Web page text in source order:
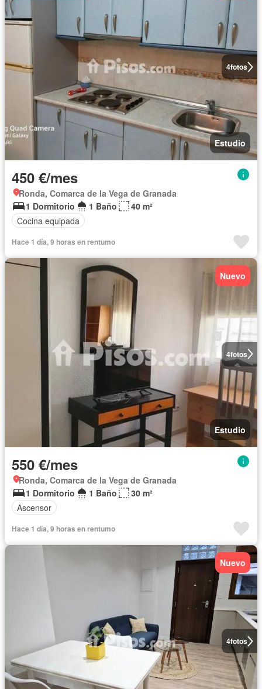
4fotos
Estudio
450 €/mes
Ronda, Comarca de la Vega de Granada
1 Dormitorio
1 Baño
40 m²
Cocina equipada
Hace 1 día, 9 horas en rentumo
4fotos
Nuevo
Estudio
550 €/mes
Ronda, Comarca de la Vega de Granada
1 Dormitorio
1 Baño
30 m²
Ascensor
Hace 1 día, 9 horas en rentumo
4fotos
Nuevo